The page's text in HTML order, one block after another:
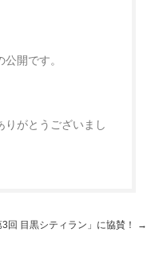
開です。
りがとうございまし
3回 目黒シティラン」に協賛！ →